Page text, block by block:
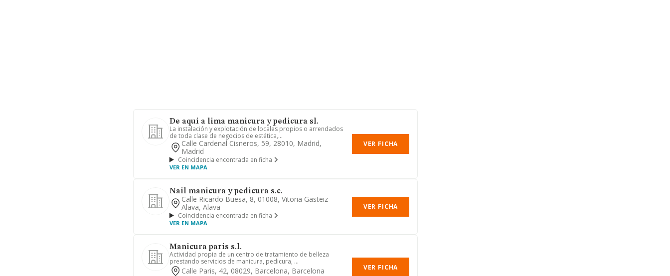
De aqui a lima manicura y pedicura sl.
La instalación y explotación de locales propios o arrendados
de toda clase de negocios de estética,...
Calle Cardenal Cisneros, 59, 28010, Madrid,
Madrid
Coincidencia encontrada en ficha
VER EN MAPA
VER FICHA
Nail manicura y pedicura s.c.
Calle Ricardo Buesa, 8, 01008, Vitoria Gasteiz
Alava, Alava
Coincidencia encontrada en ficha
VER EN MAPA
VER FICHA
Manicura paris s.l.
Actividad propia de un centro de tratamiento de belleza
prestando servicios de manicura, pedicura, ...
Calle Paris, 42, 08029, Barcelona, Barcelona VER FICHA